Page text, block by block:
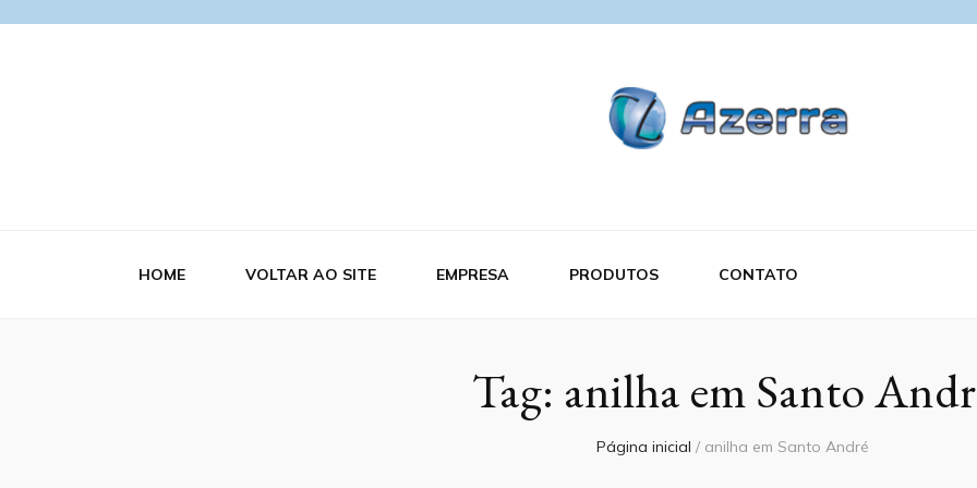
HOME VOLTAR AO SITE EMPRESA PRODUTOS CONTATO
Tag: anilha em Santo
Página inicial / anilha em Santo André